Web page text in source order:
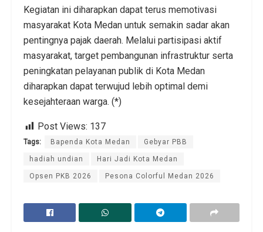
Kegiatan ini diharapkan dapat terus memotivasi
masyarakat Kota Medan untuk semakin sadar akan
pentingnya pajak daerah. Melalui partisipasi aktif
masyarakat, target pembangunan infrastruktur serta
peningkatan pelayanan publik di Kota Medan
diharapkan dapat terwujud lebih optimal demi
kesejahteraan warga. (*)
Post Views: 137
Tags: Bapenda Kota Medan Gebyar PBB
hadiah undian Hari Jadi Kota Medan
Opsen PKB 2026 Pesona Colorful Medan 2026